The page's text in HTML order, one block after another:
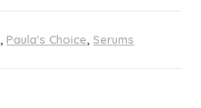
Paula's Choice ,Serums